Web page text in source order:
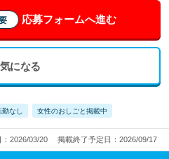
応募フォームへ進む
気になる
勤なし 女性のおしごと掲載中
2026/03/20 掲載終了予定日：2026/09/17